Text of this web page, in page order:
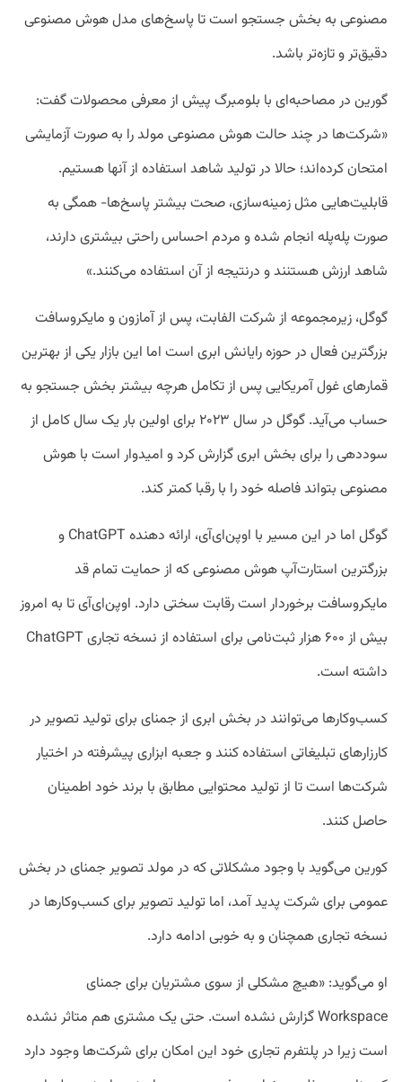
مصنوعی به بخش جستجو است تا پاسخ‌های مدل هوش مصنوعی
دقیق‌تر و تازه‌تر باشد.
گورین در مصاحبه‌ای با بلومبرگ پیش از معرفی محصولات گفت:
«شرکت‌ها در چند حالت هوش مصنوعی مولد را به صورت آزمایشی
امتحان کرده‌اند؛ حالا در تولید شاهد استفاده از آنها هستیم.
قابلیت‌هایی مثل زمینه‌سازی، صحت بیشتر پاسخ‌ها- همگی به
صورت پله‌پله انجام شده و مردم احساس راحتی بیشتری دارند،
شاهد ارزش هستنند و درنتیجه از آن استفاده می‌کنند.»
گوگل، زیرمجموعه از شرکت الفابت، پس از آمازون و مایکروسافت
بزرگترین فعال در حوزه رایانش ابری است اما این بازار یکی از بهترین
قمار‌های غول آمریکایی پس از تکامل هرچه بیشتر بخش جستجو به
حساب می‌آید. گوگل در سال ۲۰۲۳ برای اولین بار یک سال کامل از
سوددهی را برای بخش ابری گزارش کرد و امیدوار است با هوش
مصنوعی بتواند فاصله خود را با رقبا کمتر کند.
گوگل اما در این مسیر با اوپن‌ای‌آی، ارائه دهنده ChatGPT و
بزرگترین استارت‌آپ هوش مصنوعی که از حمایت تمام قد
مایکروسافت برخوردار است رقابت سختی دارد. اوپن‌ای‌آی تا به امروز
بیش از ۶۰۰ هزار ثبت‌نامی برای استفاده از نسخه تجاری ChatGPT
داشته است.
کسب‌وکارها می‌توانند در بخش ابری از جمنای برای تولید تصویر در
کارزار‌های تبلیغاتی استفاده کنند و جعبه ابزاری پیشرفته در اختیار
شرکت‌ها است تا از تولید محتوایی مطابق با برند خود اطمینان
حاصل کنند.
کورین می‌گوید با وجود مشکلاتی که در مولد تصویر جمنای در بخش
عمومی برای شرکت پدید آمد، اما تولید تصویر برای کسب‌وکارها در
نسخه تجاری همچنان و به خوبی ادامه دارد.
او می‌گوید: «هیچ مشکلی از سوی مشتریان برای جمنای
Workspace گزارش نشده است. حتی یک مشتری هم متاثر نشده
است زیرا در پلتفرم تجاری خود این امکان برای شرکت‌ها وجود دارد